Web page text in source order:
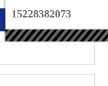
15228382073